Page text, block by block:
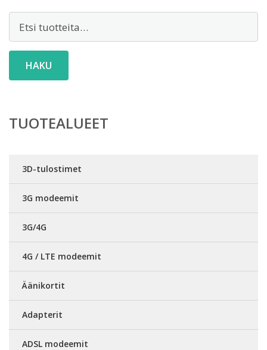
HAKU
TUOTEALUEET
3D-tulostimet
3G modeemit
3G/4G
4G / LTE modeemit
Äänikortit
Adapterit
ADSL modeemit